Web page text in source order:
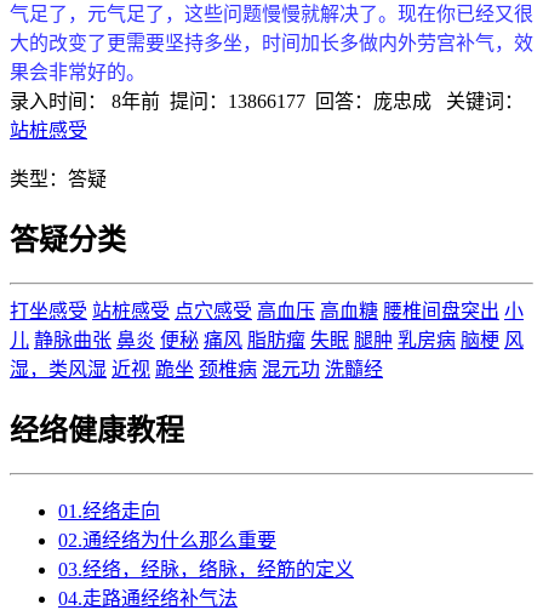
气足了，元气足了，这些问题慢慢就解决了。现在你已经又很
大的改变了更需要坚持多坐，时间加长多做内外劳宫补气，效
果会非常好的。
录入时间：
8年前 提问： 13866177 回答： 庞忠成
关键词：
站桩感受
类型： 答疑
答疑分类
打坐感受 站桩感受 点穴感受 高血压 高血糖 腰椎间盘突出 小
儿 静脉曲张 鼻炎 便秘 痛风 脂肪瘤 失眠 腿肿 乳房病 脑梗 风
湿，类风湿 近视 跪坐 颈椎病 混元功 洗髓经
经络健康教程
01.经络走向
02.通经络为什么那么重要
03.经络，经脉，络脉，经筋的定义
04.走路通经络补气法